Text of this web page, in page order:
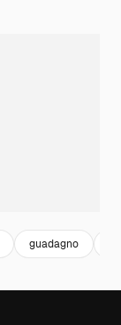
guadagno